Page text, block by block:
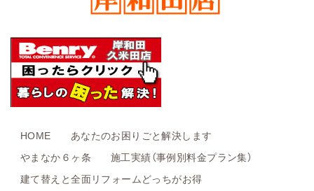
HOME
あなたのお困りごと解決します
やまなか６ヶ条
施工実績（事例別料金プラン集）
建て替えと全面リフォームどっちがお得